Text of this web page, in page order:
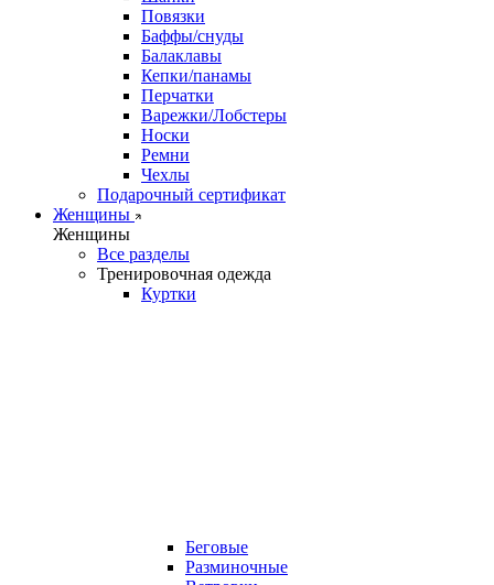
Повязки
Баффы/снуды
Балаклавы
Кепки/панамы
Перчатки
Варежки/Лобстеры
Носки
Ремни
Чехлы
Подарочный сертификат
Женщины
Женщины
Все разделы
Тренировочная одежда
Куртки
Беговые
Разминочные